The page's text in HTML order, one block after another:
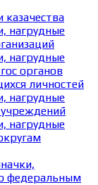
казачества
нагрудные
нагрудные
органов
личностей
нагрудные
нагрудные
федеральным